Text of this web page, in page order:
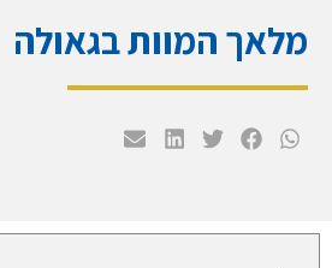
מלאך המוות בגאולה